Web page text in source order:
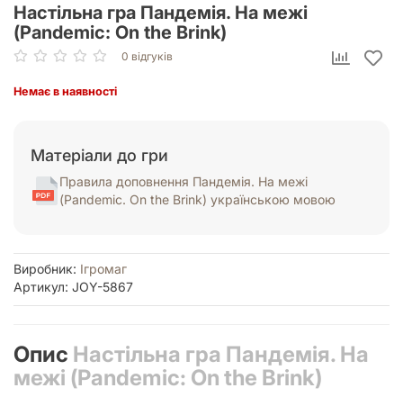
Настільна гра Пандемія. На межі
(Pandemic: On the Brink)
0 відгуків
Немає в наявності
Матеріали до гри
Правила доповнення Пандемія. На межі
(Pandemic. On the Brink) українською мовою
Виробник: Ігромаг
Артикул: JOY-5867
Опис Настільна гра Пандемія. На
межі (Pandemic: On the Brink)